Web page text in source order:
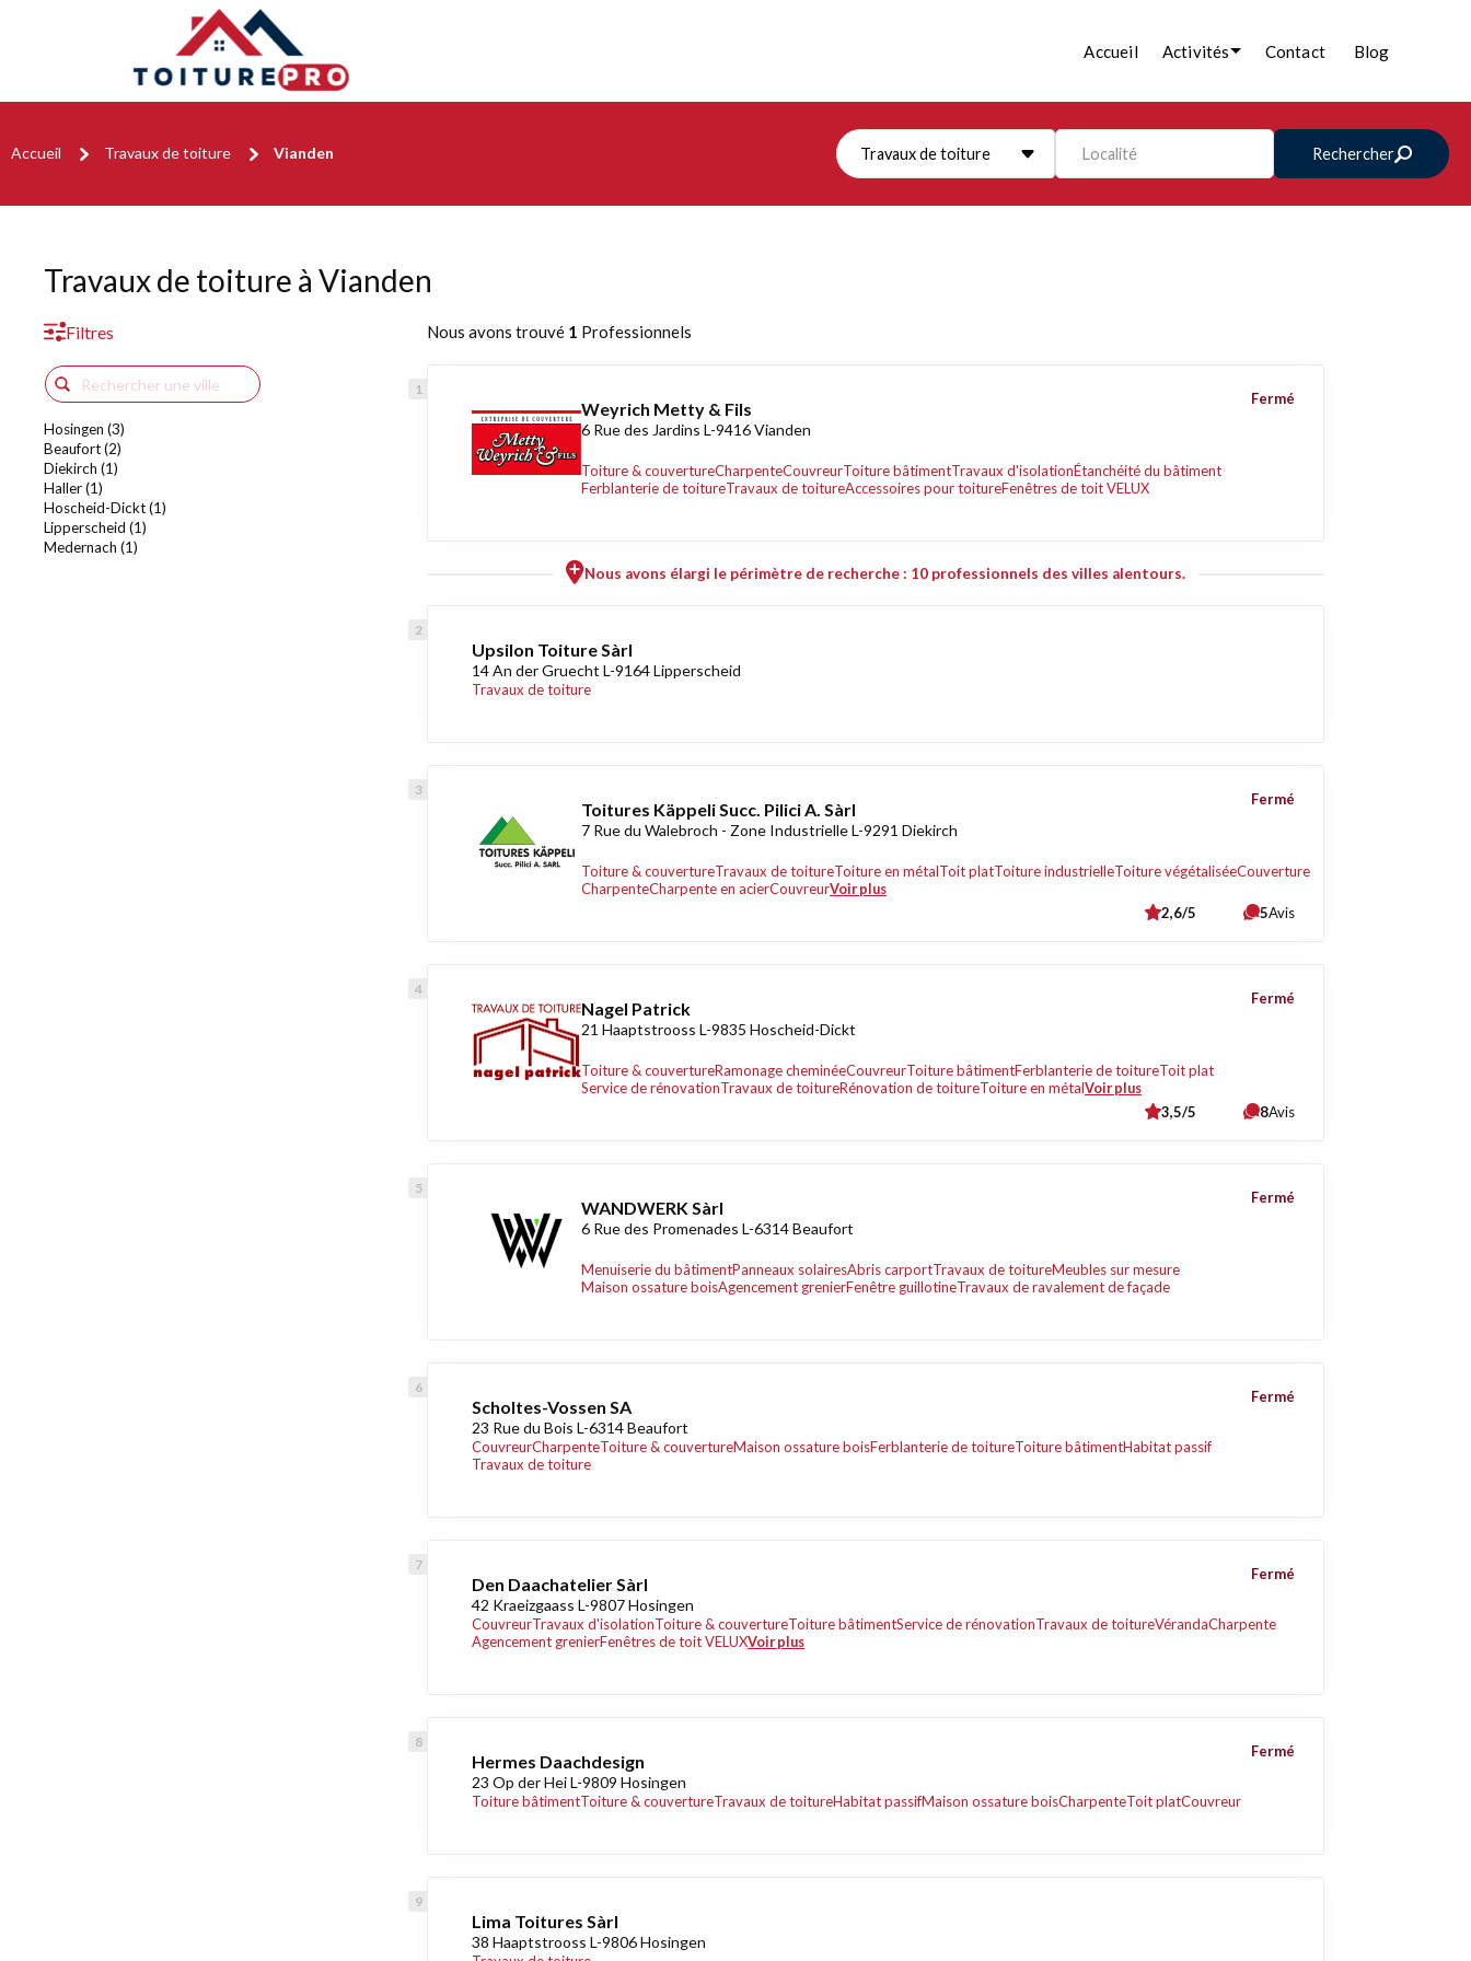
Accueil Activités Contact Blog
Accueil Travaux de toiture Vianden Travaux de toiture Localité Rechercher
Travaux de toiture à Vianden
Filtres
Hosingen (3)
Beaufort (2)
Diekirch (1)
Haller (1)
Hoscheid-Dickt (1)
Lipperscheid (1)
Medernach (1)
Nous avons trouvé 1 Professionnels
Weyrich Metty & Fils
6 Rue des Jardins L-9416 Vianden
Toiture & couvertureCharpenteCouvreurToiture bâtimentTravaux d'isolationÉtanchéité du bâtiment
Ferblanterie de toitureTravaux de toitureAccessoires pour toitureFenêtres de toit VELUX
Fermé
Nous avons élargi le périmètre de recherche : 10 professionnels des villes alentours.
Upsilon Toiture Sàrl
14 An der Gruecht L-9164 Lipperscheid
Travaux de toiture
Toitures Käppeli Succ. Pilici A. Sàrl
7 Rue du Walebroch - Zone Industrielle L-9291 Diekirch
Toiture & couvertureTravaux de toitureToiture en métalToit platToiture industrielleToiture végétaliséeCouverture
CharpenteCharpente en acierCouvreurVoir plus
Fermé
2,6/5 5Avis
Nagel Patrick
21 Haaptstrooss L-9835 Hoscheid-Dickt
Toiture & couvertureRamonage cheminéeCouvreurToiture bâtimentFerblanterie de toitureToit plat
Service de rénovationTravaux de toitureRénovation de toitureToiture en métalVoir plus
Fermé
3,5/5 8Avis
WANDWERK Sàrl
6 Rue des Promenades L-6314 Beaufort
Menuiserie du bâtimentPanneaux solairesAbris carportTravaux de toitureMeubles sur mesure
Maison ossature boisAgencement grenierFenêtre guillotineTravaux de ravalement de façade
Fermé
Scholtes-Vossen SA
23 Rue du Bois L-6314 Beaufort
CouvreurCharpenteToiture & couvertureMaison ossature boisFerblanterie de toitureToiture bâtimentHabitat passif
Travaux de toiture
Fermé
Den Daachatelier Sàrl
42 Kraeizgaass L-9807 Hosingen
CouvreurTravaux d'isolationToiture & couvertureToiture bâtimentService de rénovationTravaux de toitureVérandaCharpente
Agencement grenierFenêtres de toit VELUXVoir plus
Fermé
Hermes Daachdesign
23 Op der Hei L-9809 Hosingen
Toiture bâtimentToiture & couvertureTravaux de toitureHabitat passifMaison ossature boisCharpenteToit platCouvreur
Fermé
Lima Toitures Sàrl
38 Haaptstrooss L-9806 Hosingen